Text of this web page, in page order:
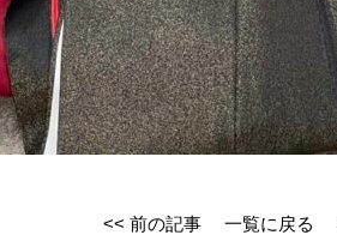
<< 前の記事 一覧に戻る